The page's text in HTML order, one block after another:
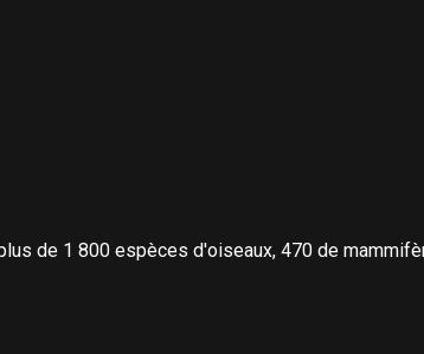
de 1 800 espèces d'oiseaux, 470 de